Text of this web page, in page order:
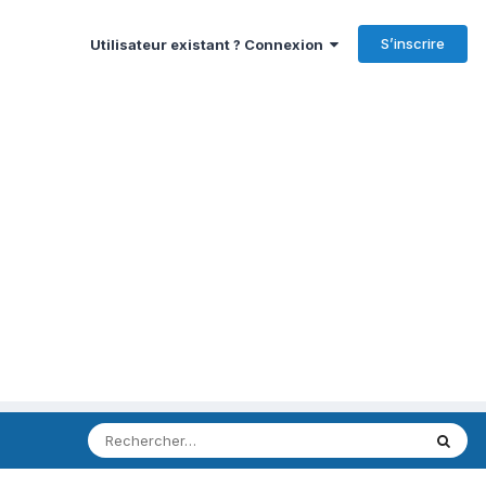
Utilisateur existant ? Connexion S’inscrire